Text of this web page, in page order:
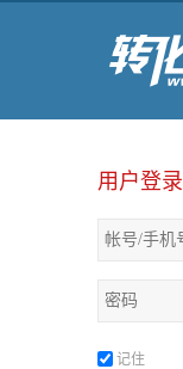
用户登录
记住